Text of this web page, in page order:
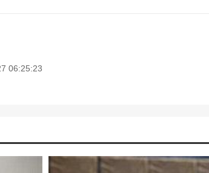
下载安卓手游app最好的网站！
06:25:23